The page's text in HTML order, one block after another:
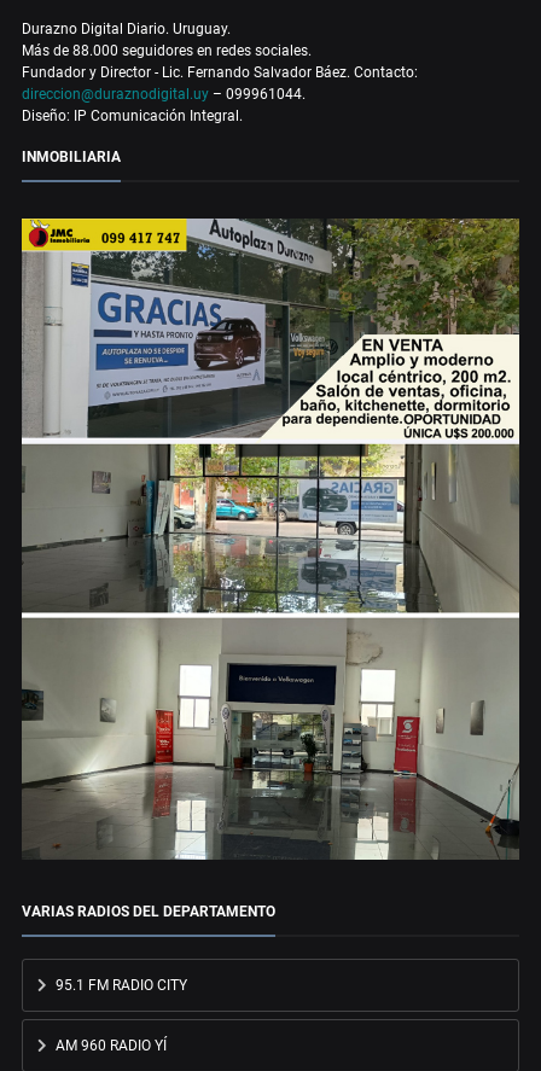
Durazno Digital Diario. Uruguay.
Más de 88.000 seguidores en redes sociales.
Fundador y Director - Lic. Fernando Salvador Báez. Contacto:
direccion@duraznodigital.uy – 099961044.
Diseño: IP Comunicación Integral.
INMOBILIARIA
VARIAS RADIOS DEL DEPARTAMENTO
95.1 FM RADIO CITY
AM 960 RADIO YÍ